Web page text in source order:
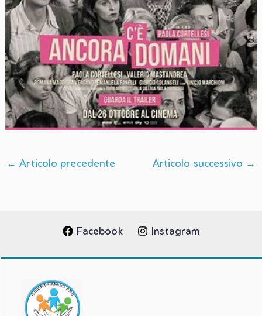
← Articolo precedente Articolo successivo →
Facebook Instagram